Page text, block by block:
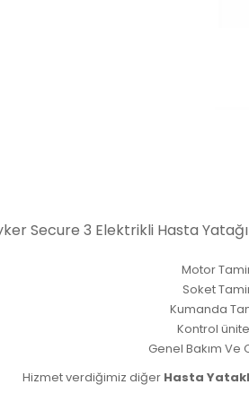
Secure 3 Elektrikli Hasta Yatağı
Motor
Soket
Kumanda
Kontrol
Genel Bakım Ve
Hizmet verdiğimiz diğer Hasta